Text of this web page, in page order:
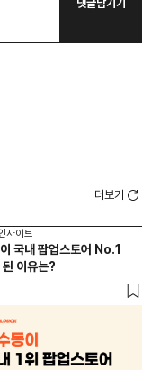
댓글남기기
더보기
사이트
국내 팝업스토어 No.1
된 이유는?